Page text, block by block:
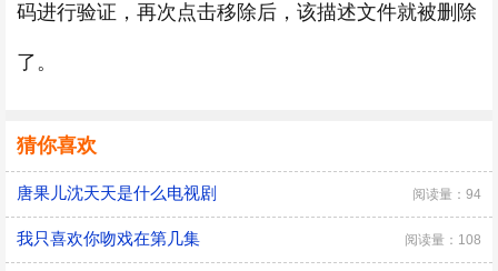
码进行验证，再次点击移除后，该描述文件就被删除
了。
猜你喜欢
唐果儿沈天天是什么电视剧 阅读量：94
我只喜欢你吻戏在第几集 阅读量：108